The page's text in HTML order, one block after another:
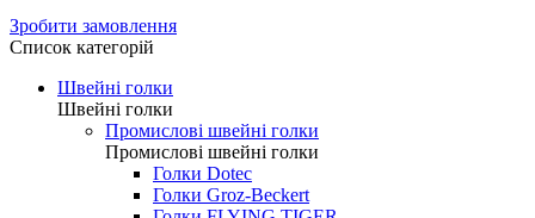
Зробити замовлення
Список категорій
Швейні голки
Швейні голки
Промислові швейні голки
Промислові швейні голки
Голки Dotec
Голки Groz-Beckert